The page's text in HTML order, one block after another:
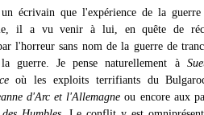
écrivain que l'expérience de la
il a vu venir à lui, en quête de
l'horreur sans nom de la guerre de
guerre. Je pense naturellement à
où les exploits terrifiants du
d'Arc et l'Allemagne ou encore aux